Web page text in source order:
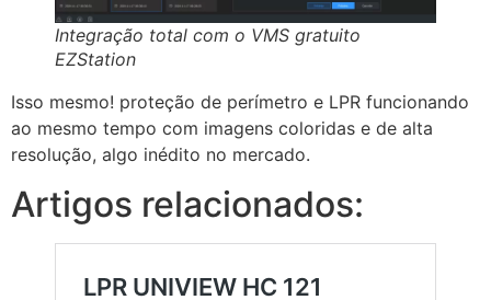
Integração total com o VMS gratuito
EZStation
Isso mesmo! proteção de perímetro e LPR funcionando
ao mesmo tempo com imagens coloridas e de alta
resolução, algo inédito no mercado.
Artigos relacionados: